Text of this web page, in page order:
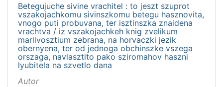
Betegujuche sivine vrachitel : to jeszt szuprot
vszakojachkomu sivinszkomu betegu hasznovita,
vnogo puti probuvana, ter isztinszka znaidena
vrachtva / iz vszakojachkeh knig zvelikum
marlivosztium zebrana, na horvaczki jezik
obernyena, ter od jednoga obchinszke vszega
orszaga, navlasztito pako sziromahov haszni
lyubitela na szvetlo dana
Autor